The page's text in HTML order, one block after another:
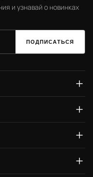
и узнавай о новинках
ПОДПИСАТЬСЯ